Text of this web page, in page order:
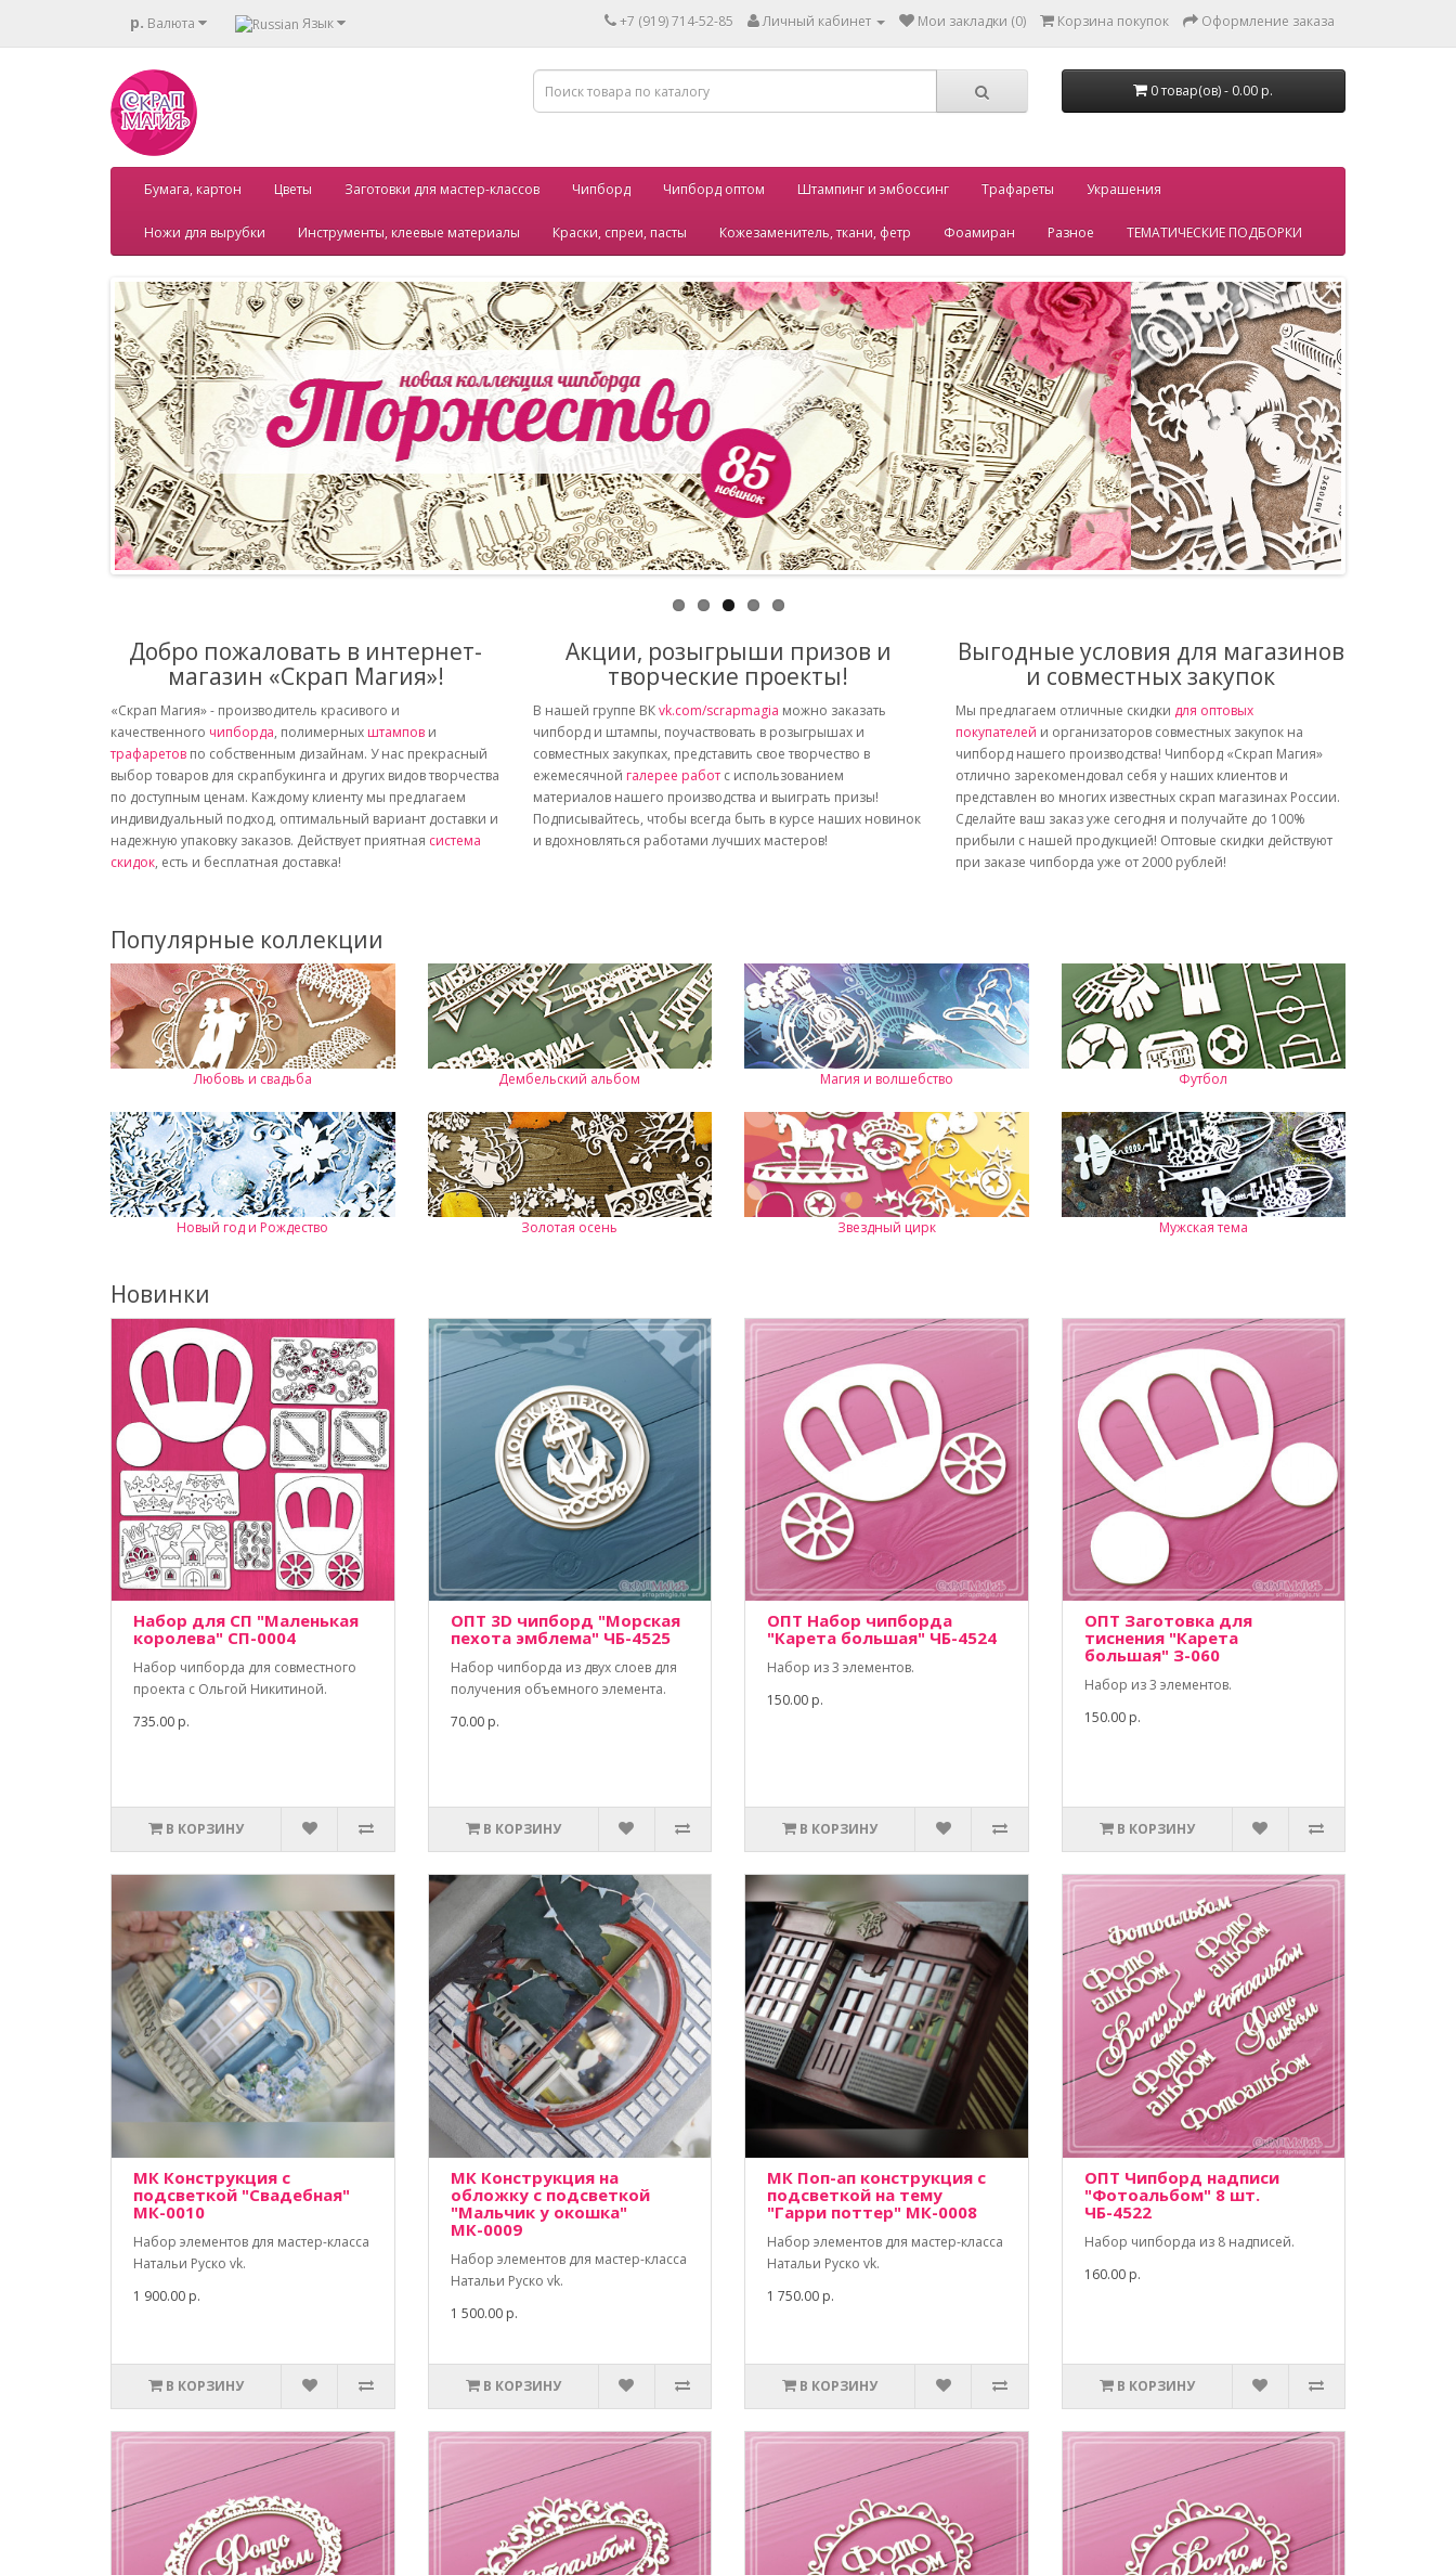
р. Валюта Язык +7 (919) 714-52-85 Личный кабинет Мои закладки (0) Корзина покупок Оформление заказа
0 товар(ов) - 0.00 р.
Бумага, картон Цветы Заготовки для мастер-классов Чипборд Чипборд оптом Штампинг и эмбоссинг Трафареты Украшения
Ножи для вырубки Инструменты, клеевые материалы Краски, спреи, пасты Кожезаменитель, ткани, фетр Фоамиран Разное ТЕМАТИЧЕСКИЕ ПОДБОРКИ
Добро пожаловать в интернет-
магазин «Скрап Магия»!
«Скрап Магия» - производитель красивого и
качественного чипборда, полимерных штампов и
трафаретов по собственным дизайнам. У нас прекрасный
выбор товаров для скрапбукинга и других видов творчества
по доступным ценам. Каждому клиенту мы предлагаем
индивидуальный подход, оптимальный вариант доставки и
надежную упаковку заказов. Действует приятная система
скидок, есть и бесплатная доставка!
Акции, розыгрыши призов и
творческие проекты!
В нашей группе ВКvk.com/scrapmagia можно заказать
чипборд и штампы, поучаствовать в розыгрышах и
совместных закупках, представить свое творчество в
ежемесячной галерее работ с использованием
материалов нашего производства и выиграть призы!
Подписывайтесь, чтобы всегда быть в курсе наших новинок
и вдохновляться работами лучших мастеров!
Выгодные условия для магазинов
и совместных закупок
Мы предлагаем отличные скидки для оптовых
покупателей и организаторов совместных закупок на
чипборд нашего производства! Чипборд «Скрап Магия»
отлично зарекомендовал себя у наших клиентов и
представлен во многих известных скрап магазинах России.
Сделайте ваш заказ уже сегодня и получайте до 100%
прибыли с нашей продукцией! Оптовые скидки действуют
при заказе чипборда уже от 2000 рублей!
Популярные коллекции
Любовь и свадьба Дембельский альбом Магия и волшебство Футбол
Новый год и Рождество Золотая осень Звездный цирк Мужская тема
Новинки
Набор для СП "Маленькая
королева" СП-0004
Набор чипборда для совместного
проекта с Ольгой Никитиной.
735.00 р.
В КОРЗИНУ
ОПТ 3D чипборд "Морская
пехота эмблема" ЧБ-4525
Набор чипборда из двух слоев для
получения объемного элемента.
70.00 р.
В КОРЗИНУ
ОПТ Набор чипборда
"Карета большая" ЧБ-4524
Набор из 3 элементов.
150.00 р.
В КОРЗИНУ
ОПТ Заготовка для
тиснения "Карета
большая" З-060
Набор из 3 элементов.
150.00 р.
В КОРЗИНУ
МК Конструкция с
подсветкой "Свадебная"
МК-0010
Набор элементов для мастер-класса
Натальи Руско vk.
1 900.00 р.
В КОРЗИНУ
МК Конструкция на
обложку с подсветкой
"Мальчик у окошка"
МК-0009
Набор элементов для мастер-класса
Натальи Руско vk.
1 500.00 р.
В КОРЗИНУ
МК Поп-ап конструкция с
подсветкой на тему
"Гарри поттер" МК-0008
Набор элементов для мастер-класса
Натальи Руско vk.
1 750.00 р.
В КОРЗИНУ
ОПТ Чипборд надписи
"Фотоальбом" 8 шт.
ЧБ-4522
Набор чипборда из 8 надписей.
160.00 р.
В КОРЗИНУ